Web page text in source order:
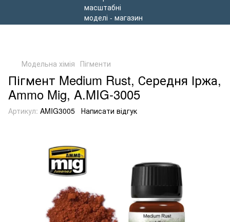
Модельна хімія Пігменти
Пігмент Medium Rust, Середня Іржа,
Ammo Mig, A.MIG-3005
Артикул: AMIG3005 Написати відгук